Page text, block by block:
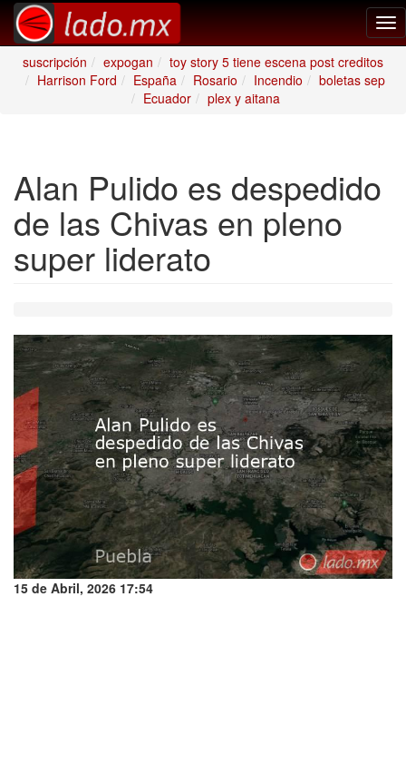
suscripción
expogan
toy story 5 tiene escena post creditos
Harrison Ford
España Rosario Incendio
boletas sep
Ecuador
plex y aitana
Alan Pulido es despedido
de las Chivas en pleno
super liderato
15 de Abril, 2026 17:54